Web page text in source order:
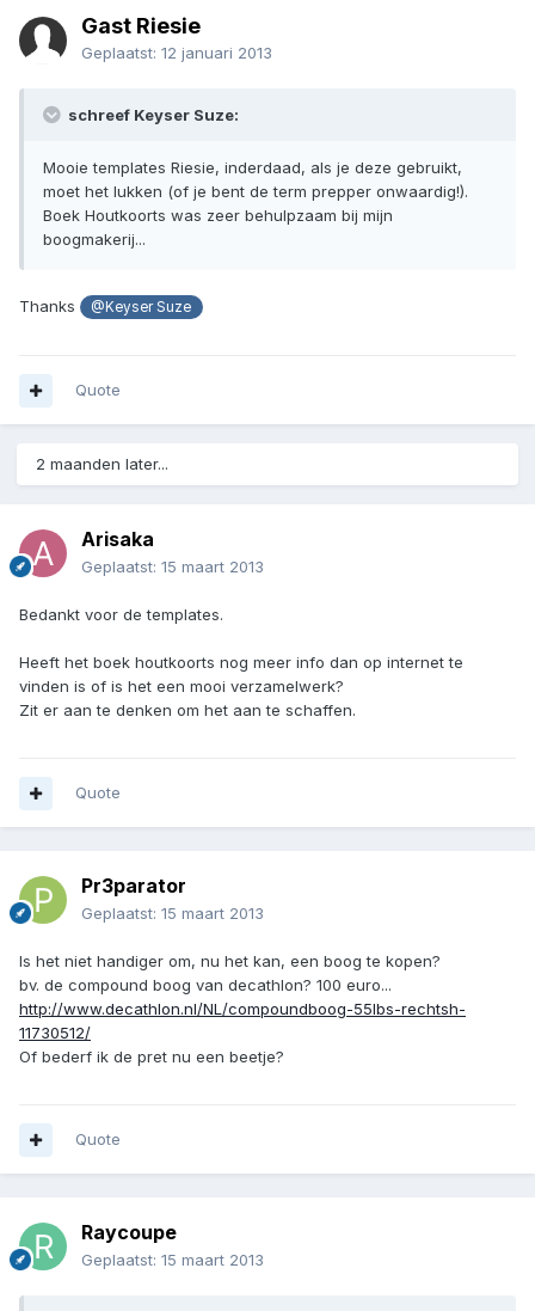
Gast Riesie
Geplaatst: 12 januari 2013
schreef Keyser Suze:
Mooie templates Riesie, inderdaad, als je deze gebruikt,
moet het lukken (of je bent de term prepper onwaardig!).
Boek Houtkoorts was zeer behulpzaam bij mijn
boogmakerij...
Thanks @Keyser Suze
Quote
2 maanden later...
Arisaka
Geplaatst: 15 maart 2013
Bedankt voor de templates.
Heeft het boek houtkoorts nog meer info dan op internet te
vinden is of is het een mooi verzamelwerk?
Zit er aan te denken om het aan te schaffen.
Quote
Pr3parator
Geplaatst: 15 maart 2013
Is het niet handiger om, nu het kan, een boog te kopen?
bv. de compound boog van decathlon? 100 euro...
http://www.decathlon.nl/NL/compoundboog-55lbs-rechtsh-
11730512/
Of bederf ik de pret nu een beetje?
Quote
Raycoupe
Geplaatst: 15 maart 2013